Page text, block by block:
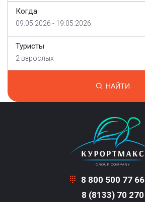
Когда
09.05.2026 - 19.05.2026
Туристы
2 взрослых
НАЙТИ
8 800 500 77 66
8 (8133) 70 270